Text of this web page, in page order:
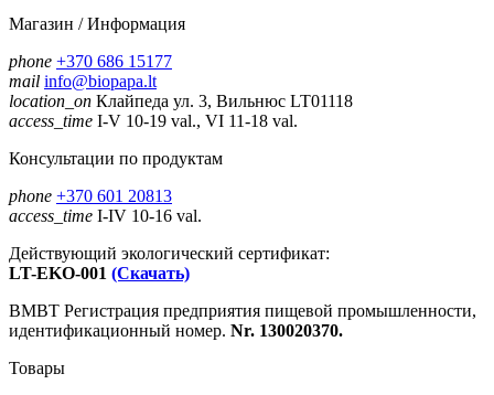
Магазин / Информация
phone +370 686 15177
mail info@biopapa.lt
location_on Клайпеда ул. 3, Вильнюс LT01118
access_time I-V 10-19 val., VI 11-18 val.
Консультации по продуктам
phone +370 601 20813
access_time I-IV 10-16 val.
Действующий экологический сертификат:
LT-EKO-001 (Скачать)
ВМВТ Регистрация предприятия пищевой промышленности,
идентификационный номер. Nr. 130020370.
Товары